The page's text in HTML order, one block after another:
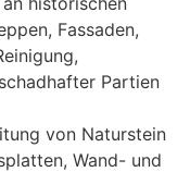
Fassaden,
Partien
von Naturstein
Wand- und